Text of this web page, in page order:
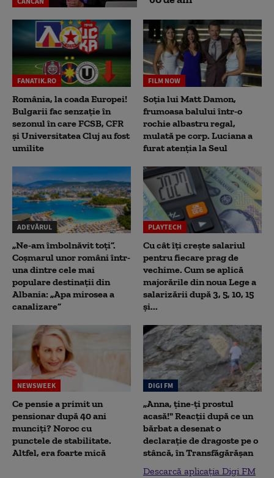
FANATIK.RO
România, la coada Europei!
Bulgarii fac senzație în
sezonul în care FCSB, CFR
și Universitatea Cluj au fost
umilite
FILM NOW
Soția lui Matt Damon,
frumoasa balului într-o
rochie albastru regal,
mulată pe corp. Luciana a
furat atenția la Seul
ADEVĂRUL
„Ne-am îmbolnăvit toți”.
Coșmarul unor români într-
una dintre cele mai
populare destinații din
Albania: „Apa mirosea a
canalizare”
PLAYTECH
Cu cât îți crește salariul
pentru fiecare prag de
vechime. Cum se aplică
majorările din noua Lege a
salarizării după 3, 5, 10, 15
și...
NEWSWEEK
Ce pensie a primit un
pensionar după 40 ani
munciți? Noroc cu
punctele de stabilitate.
Altfel, era foarte mică
DIGI FM
„Anna, ţine-ţi prostul
acasă!" Reacţii după ce un
bărbat a desenat o
declaraţie de dragoste pe o
stâncă, în Transfăgărăşan
Descarcă aplicația Digi FM